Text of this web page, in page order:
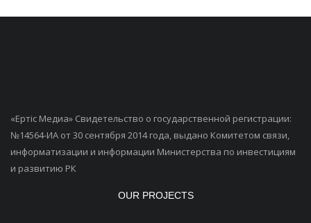
«Ертiс Медиа» Свидетельство о государственной регистрации:
№14564-ИА от 30 сентября 2014 года, выдано Комитетом связи,
информатизации и информации Министерства по инвестициям
и развитию РК
OUR PROJECTS